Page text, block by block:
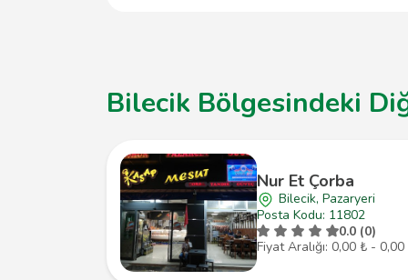
Bilecik Bölgesindeki
Nur Et Çorba
Bilecik, Pazaryeri
Posta Kodu: 11802
0.0 (0)
Fiyat Aralığı: 0,00 ₺ - 0,00